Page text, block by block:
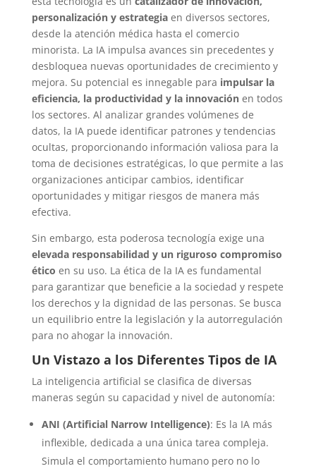
personalización y estrategiaen diversos sectores,
desde la atención médica hasta el comercio
minorista. La IA impulsa avances sin precedentes y
desbloquea nuevas oportunidades de crecimiento y
mejora. Su potencial es innegable para impulsar la
eficiencia, la productividad y la innovaciónen todos
los sectores. Al analizar grandes volúmenes de
datos, la IA puede identificar patrones y tendencias
ocultas, proporcionando información valiosa para la
toma de decisiones estratégicas, lo que permite a las
organizaciones anticipar cambios, identificar
oportunidades y mitigar riesgos de manera más
efectiva.
Sin embargo, esta poderosa tecnología exige una
elevada responsabilidad y un riguroso compromiso
ético en su uso. La ética de la IA es fundamental
para garantizar que beneficie a la sociedad y respete
los derechos y la dignidad de las personas. Se busca
un equilibrio entre la legislación y la autorregulación
para no ahogar la innovación.
Un Vistazo a los Diferentes Tipos de IA
La inteligencia artificial se clasifica de diversas
maneras según su capacidad y nivel de autonomía:
ANI (Artificial Narrow Intelligence): Es la IA más
inflexible, dedicada a una única tarea compleja.
Simula el comportamiento humano pero no lo